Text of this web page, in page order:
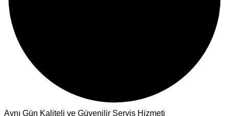
Aynı Gün Kaliteli ve Güvenilir Servis Hizmeti